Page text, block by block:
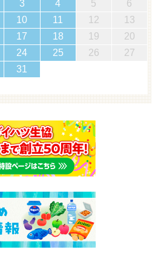
3 4 5
6
10 11 12
13
17 18 19
20
24 25 26
27
31